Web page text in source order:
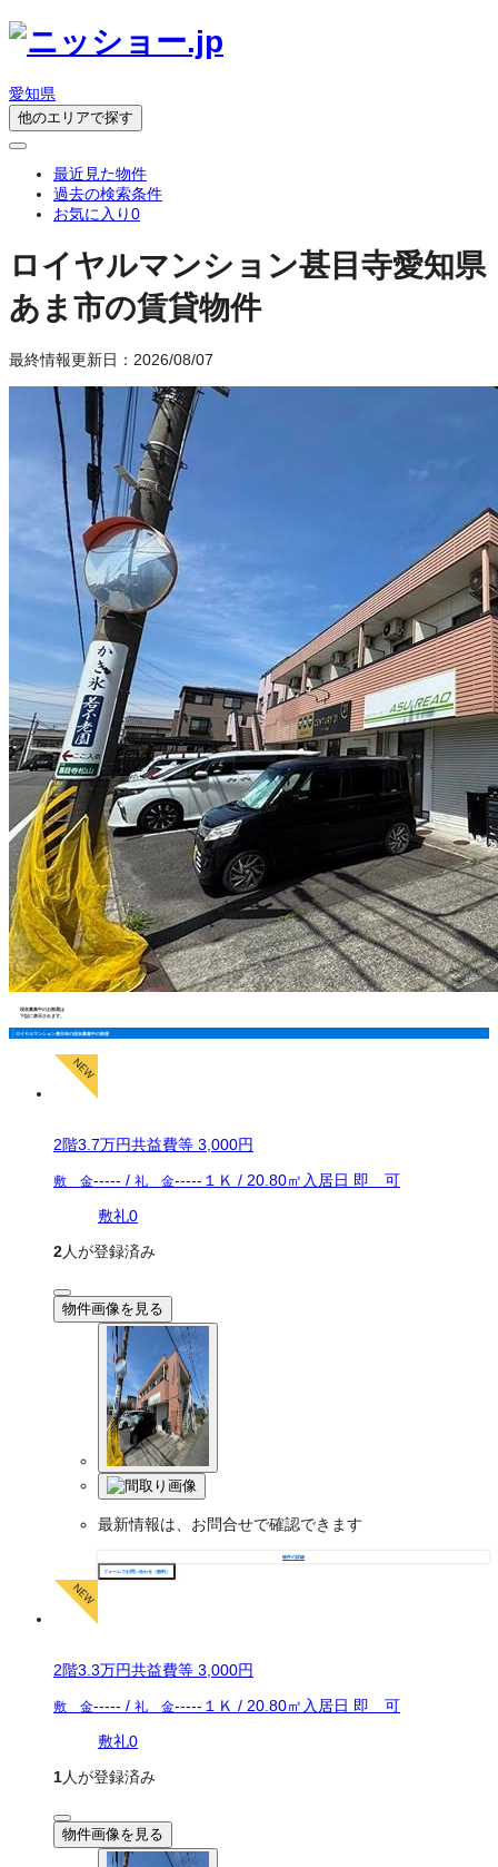
愛知県
他のエリアで探す
最近見た物件
過去の検索条件
お気に入り0
ロイヤルマンション甚目寺愛知県
あま市の賃貸物件
最終情報更新日：2026/08/07
現在募集中のお部屋は
下記に表示されます。
ロイヤルマンション甚目寺の現在募集中の部屋
2階3.7万円共益費等 3,000円
敷 金----- / 礼 金----- １Ｋ / 20.80㎡ 入居日 即 可
敷礼0
2人が登録済み
物件画像を見る
最新情報は、お問合せで確認できます
物件の詳細
フォームでお問い合わせ（無料）
2階3.3万円共益費等 3,000円
敷 金----- / 礼 金----- １Ｋ / 20.80㎡ 入居日 即 可
敷礼0
1人が登録済み
物件画像を見る